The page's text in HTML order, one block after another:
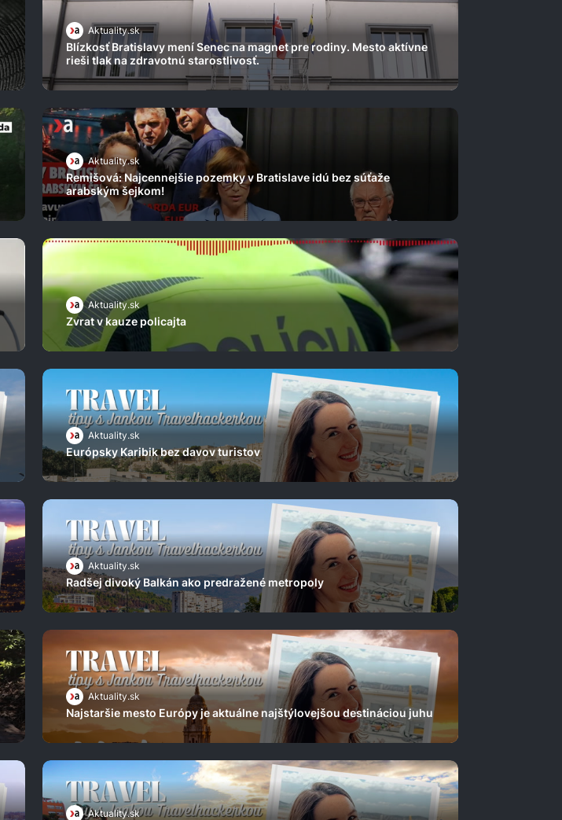
Aktuality.sk
Blízkosť Bratislavy mení Senec na magnet pre rodiny. Mesto aktívne
rieši tlak na zdravotnú starostlivosť.
Aktuality.sk
Remišová: Najcennejšie pozemky v Bratislave idú bez súťaže
arabským šejkom!
Aktuality.sk
Zvrat v kauze policajta
Aktuality.sk
Európsky Karibik bez davov turistov
Aktuality.sk
Radšej divoký Balkán ako predražené metropoly
Aktuality.sk
Najstaršie mesto Európy je aktuálne najštýlovejšou destináciou juhu
Aktuality.sk